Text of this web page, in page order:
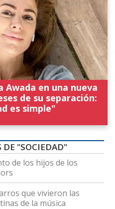
Awada en una nueva
de su separación:
es simple"
DE "SOCIEDAD"
de los hijos de los
que vivieron las
de la música